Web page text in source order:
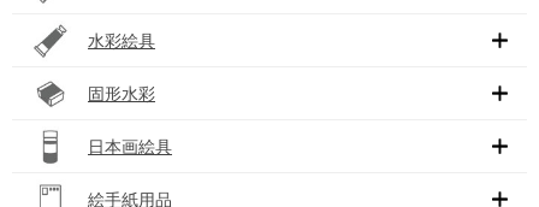
水彩絵具
固形水彩
日本画絵具
絵手紙用品